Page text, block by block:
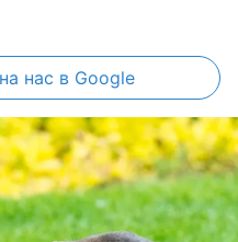
на нас в Google